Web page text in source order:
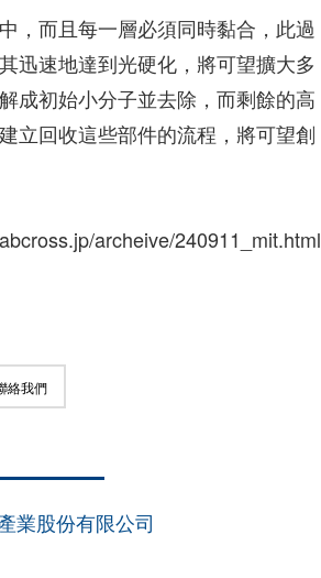
，而且每一層必須同時黏合，此過
迅速地達到光硬化，將可望擴大多
成初始小分子並去除，而剩餘的高
立回收這些部件的流程，將可望創
archeive/240911_mit.html
絡我們
業股份有限公司